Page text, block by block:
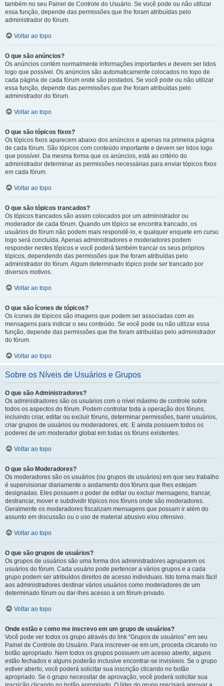
também no seu Painel de Controle do Usuário. Se você pode ou não utilizar
essa função, depende das permissões que lhe foram atribuídas pelo
administrador do fórum.
Voltar ao topo
O que são anúncios?
Os anúncios contém normalmente informações importantes e devem ser lidos
logo que possível. Os anúncios são automaticamente colocados no topo de
cada página de cada fórum onde são postados. Se você pode ou não utilizar
essa função, depende das permissões que lhe foram atribuídas pelo
administrador do fórum.
Voltar ao topo
O que são tópicos fixos?
Os tópicos fixos aparecem abaixo dos anúncios e apenas na primeira página
de cada fórum. São tópicos com conteúdo importante e devem ser lidos logo
que possível. Da mesma forma que os anúncios, está ao critério do
administrador determinar as permissões necessárias para enviar tópicos fixos
em cada fórum.
Voltar ao topo
O que são tópicos trancados?
Os tópicos trancados são assim colocados por um administrador ou
moderador de cada fórum. Quando um tópico se encontra trancado, os
usuários do fórum não podem mais respondê-lo, e qualquer enquete em curso
logo será concluída. Apenas administradores e moderadores podem
responder nestes tópicos e você poderá também trancar os seus próprios
tópicos, dependendo das permissões que lhe foram atribuídas pelo
administrador do fórum. Algum determinado tópico pode ser trancado por
diversos motivos.
Voltar ao topo
O que são ícones de tópicos?
Os ícones de tópicos são imagens que podem ser associadas com as
mensagens para indicar o seu conteúdo. Se você pode ou não utilizar essa
função, depende das permissões que lhe foram atribuídas pelo administrador
do fórum.
Voltar ao topo
Sobre os Níveis de Usuários e Grupos
O que são Administradores?
Os administradores são os usuários com o nível máximo de controle sobre
todos os aspectos do fórum. Podem controlar toda a operação dos fóruns,
incluindo criar, editar ou excluir fóruns, determinar permissões, banir usuários,
criar grupos de usuários ou moderadores, etc. E ainda possuem todos os
poderes de um moderador global em todas os fóruns existentes.
Voltar ao topo
O que são Moderadores?
Os moderadores são os usuários (ou grupos de usuários) em que seu trabalho
é supervisionar diariamente o andamento dos fóruns que lhes estejam
designadas. Eles possuem o poder de editar ou excluir mensagens, trancar,
destrancar, mover e subdividir tópicos nos fóruns onde são moderadores.
Geralmente os moderadores fiscalizam mensagens que possam ir além do
assunto em discussão ou o uso de material abusivo e/ou ofensivo.
Voltar ao topo
O que são grupos de usuários?
Os grupos de usuários são uma forma dos administradores agruparem os
usuários do fórum. Cada usuário pode pertencer a vários grupos e a cada
grupo podem ser atribuídos direitos de acesso individuais. Isto torna mais fácil
aos administradores destinar vários usuários como moderadores de um
determinado fórum ou dar-lhes acesso a um fórum privado.
Voltar ao topo
Onde estão e como me inscrevo em um grupo de usuários?
Você pode ver todos os grupo através do link “Grupos de usuários” em seu
Painel de Controle do Usuário. Para inscrever-se em um, proceda clicando no
botão apropriado. Nem todos os grupos possuem um acesso aberto, alguns
estão fechados e alguns poderão inclusive encontrar-se invisíveis. Se o grupo
estiver aberto, você poderá solicitar sua inscrição clicando no botão
apropriado. Se o grupo necessitar de aprovação, você poderá solicitar sua